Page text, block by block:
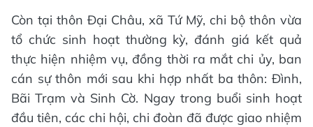
Còn tại thôn Đại Châu, xã Tứ Mỹ, chi bộ thôn vừa
tổ chức sinh hoạt thường kỳ, đánh giá kết quả
thực hiện nhiệm vụ, đồng thời ra mắt chi ủy, ban
cán sự thôn mới sau khi hợp nhất ba thôn: Đình,
Bãi Trạm và Sinh Cờ. Ngay trong buổi sinh hoạt
đầu tiên, các chi hội, chi đoàn đã được giao nhiệm